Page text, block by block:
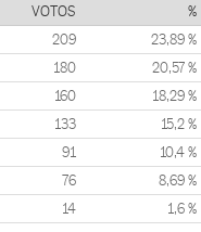
VOTOS %
209 23,89 %
180 20,57 %
160 18,29 %
133 15,2 %
91 10,4 %
76 8,69 %
14 1,6 %